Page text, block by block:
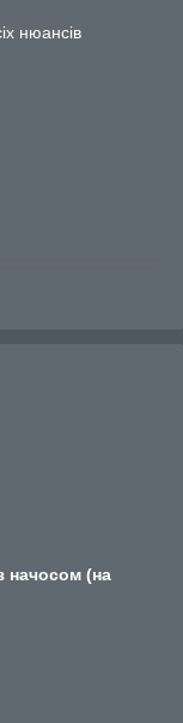
нюансів
начосом (на